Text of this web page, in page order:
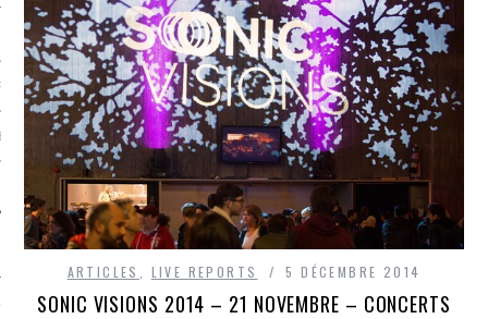
LE LOCAL DU MAGAZINE
ARTICLES LIVE REPORTS 5 DÉCEMBRE 2014
SONIC VISIONS 2014 – 21 NOVEMBRE – CONCERTS